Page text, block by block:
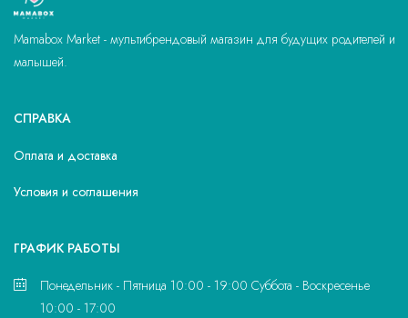
Mamabox Market - мультибрендовый магазин для будущих родителей и
малышей.
СПРАВКА
Оплата и доставка
Условия и соглашения
ГРАФИК РАБОТЫ
Понедельник - Пятница 10:00 - 19:00 Суббота - Воскресенье
10:00 - 17:00